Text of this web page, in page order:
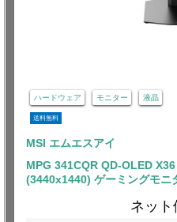
ハードウェア モニター 液晶
送料無料
MSI エムエスアイ
MPG 341CQR QD-OLED
(3440x1440) ゲーミングモニ
ネット